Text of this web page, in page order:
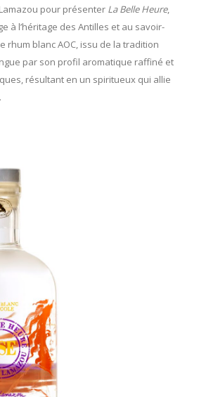
pour présenter La Belle Heure,
à l’héritage des Antilles et au savoir-
rhum blanc AOC, issu de la tradition
par son profil aromatique raffiné et
résultant en un spiritueux qui allie